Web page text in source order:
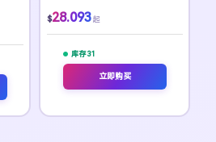
$28.093 起
库存 31
立即购买